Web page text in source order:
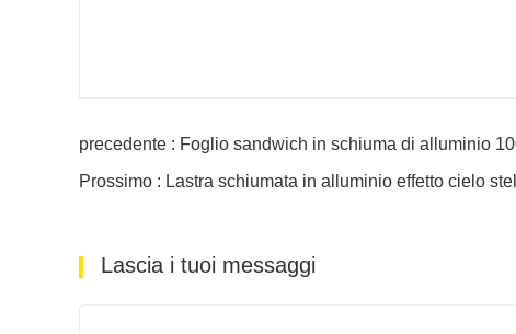
precedente : Foglio sandwich in schiuma di alluminio
Prossimo : Lastra schiumata in alluminio effetto cielo
Lascia i tuoi messaggi